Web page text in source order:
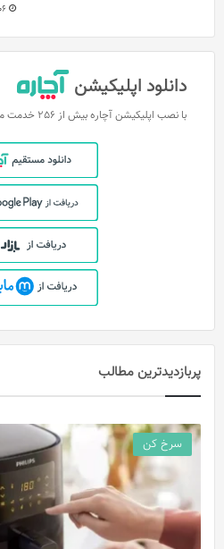
06
دانلود اپلیکیشن
با نصب اپلیکیشن آچاره بیش از 256 خدمت مورد نیاز در جیب شماست.
پربازدیدترین مطالب
سرخ کن